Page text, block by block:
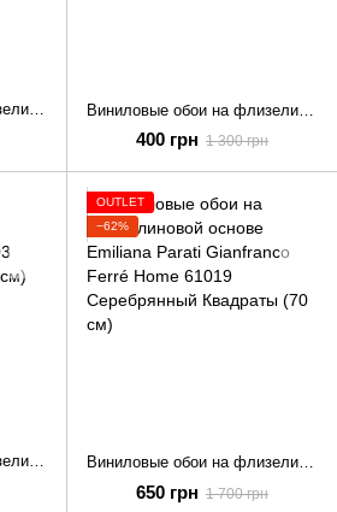
400 грн 1 300 грн
Виниловые обои на флизелиновой основе Limonta Ambiance 29203 Белый Абстракция (53 см)
OUTLET
−62%
Виниловые обои на флизелиновой основе Emiliana Parati Gianfranco Ferré Home 61019 Серебрянный Квадраты (70 см)
650 грн 1 700 грн